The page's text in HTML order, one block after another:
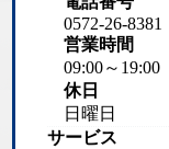
0572-26-8381
営業時間
09:00～19:00
休日
日曜日
サービス